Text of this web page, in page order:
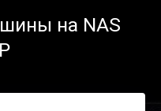
на NAS